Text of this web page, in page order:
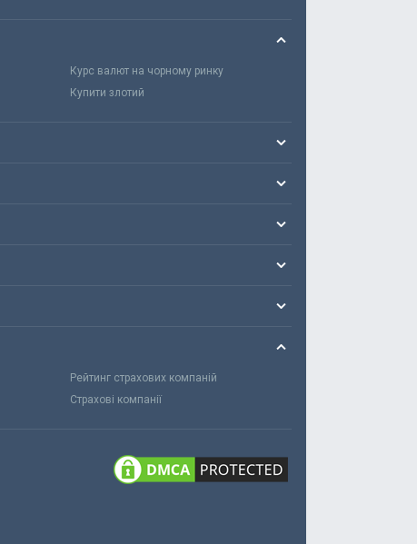
Курс валют на чорному ринку
Купити злотий
Рейтинг страхових компаній
Страхові компанії